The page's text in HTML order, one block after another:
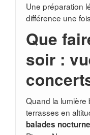
Une préparation
différence une
Que
soir :
Quand la lumière
terrasses en
balades